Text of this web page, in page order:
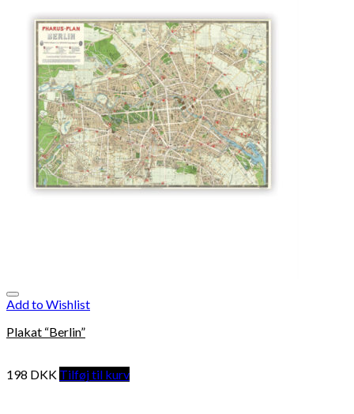
Add to Wishlist
Plakat “Berlin”
198 DKK Tilføj til kurv